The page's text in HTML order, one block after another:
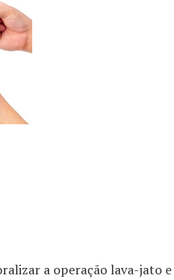
a operação lava-jato e